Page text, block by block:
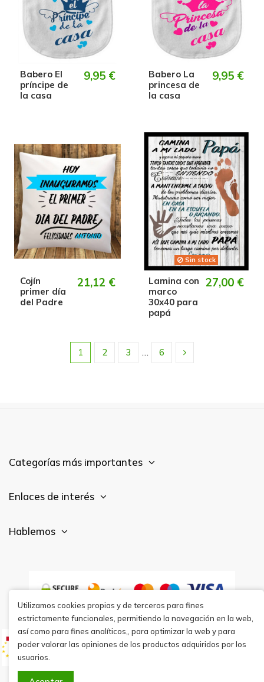
Babero El
príncipe de
la casa
9,95 €
Babero La
princesa de
la casa
9,95 €
Cojín
primer día
del Padre
21,12 €
Sin stock
Lamina con
marco
30x40 para
papá
27,00 €
1 2 3 … 6
Categorías más importantes
Enlaces de interés
Hablemos
Utilizamos cookies propias y de terceros para fines
estrictamente funcionales, permitiendo la navegación en la web,
así como para fines analíticos,, para optimizar la web y para
poder valorar las opiniones de los productos adquiridos por los
usuarios.